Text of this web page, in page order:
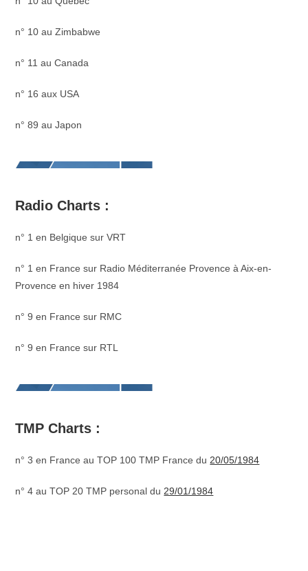
n° 10 au Zimbabwe
n° 11 au Canada
n° 16 aux USA
n° 89 au Japon
Radio Charts :
n° 1 en Belgique sur VRT
n° 1 en France sur Radio Méditerranée Provence à Aix-en-
Provence en hiver 1984
n° 9 en France sur RMC
n° 9 en France sur RTL
TMP Charts :
n° 3 en France au TOP 100 TMP France du 20/05/1984
n° 4 au TOP 20 TMP personal du 29/01/1984